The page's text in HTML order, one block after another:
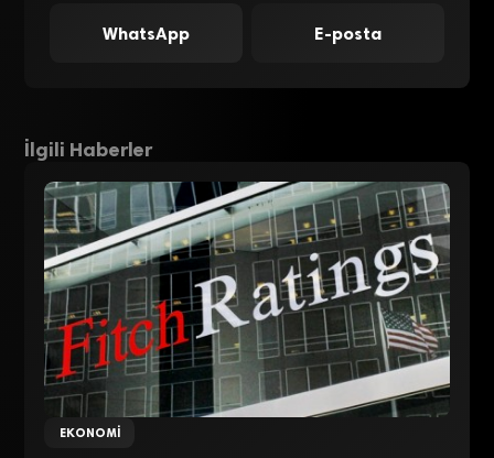
WhatsApp E-posta
İlgili Haberler
EKONOMI